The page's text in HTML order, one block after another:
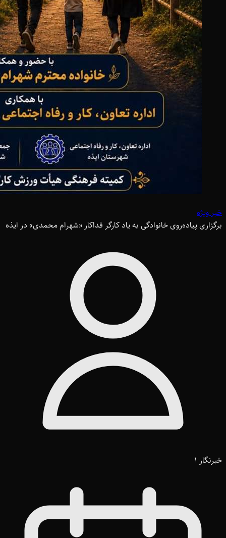
خبر ویژه
برگزاری پیاده‌روی خانوادگی به یاد کارگر فداکار «شهرام محمدی» در ایذه
خبرنگار 1